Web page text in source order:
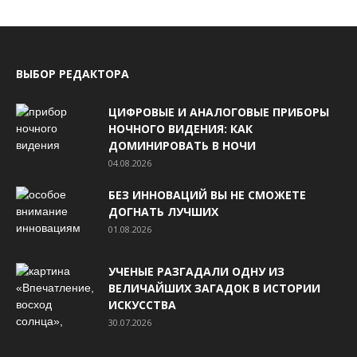
ВЫБОР РЕДАКТОРА
ЦИФРОВЫЕ И АНАЛОГОВЫЕ ПРИБОРЫ
НОЧНОГО ВИДЕНИЯ: КАК
ДОМИНИРОВАТЬ В НОЧИ
04.08.2026
БЕЗ ИННОВАЦИЙ ВЫ НЕ СМОЖЕТЕ
ДОГНАТЬ ЛУЧШИХ
01.08.2026
УЧЕНЫЕ РАЗГАДАЛИ ОДНУ ИЗ
ВЕЛИЧАЙШИХ ЗАГАДОК В ИСТОРИИ
ИСКУССТВА
30.07.2026